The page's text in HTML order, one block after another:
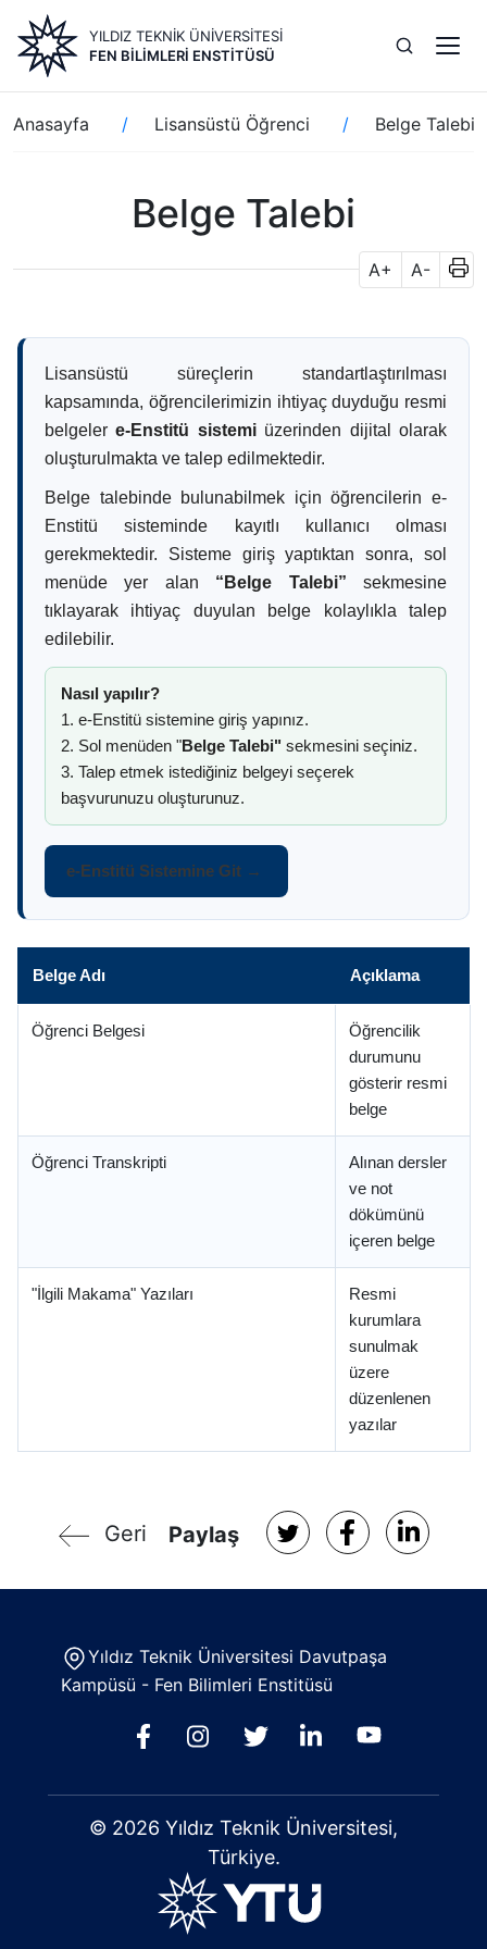
içeriğe
atla
YILDIZ TEKNİK ÜNİVERSİTESİ
FEN BILIMLERI ENSTITÜSÜ
Sayfa
yolu
Anasayfa Lisansüstü Öğrenci Belge Talebi
Belge Talebi
A+ A-
Lisansüstü süreçlerin standartlaştırılması
kapsamında, öğrencilerimizin ihtiyaç duyduğu resmi
belgelere-Enstitü sistemiüzerinden dijital olarak
oluşturulmakta ve talep edilmektedir.
Belge talebinde bulunabilmek için öğrencilerin e-
Enstitü sisteminde kayıtlı kullanıcı olması
gerekmektedir. Sisteme giriş yaptıktan sonra, sol
menüde yer alan “Belge Talebi” sekmesine
tıklayarak ihtiyaç duyulan belge kolaylıkla talep
edilebilir.
Nasıl yapılır?
1. e-Enstitü sistemine giriş yapınız.
2. Sol menüden "Belge Talebi" sekmesini seçiniz.
3. Talep etmek istediğiniz belgeyi seçerek
başvurunuzu oluşturunuz.
e-Enstitü Sistemine Git →
Belge Adı Açıklama
Öğrenci Belgesi
Öğrencilik
durumunu
gösterir resmi
belge
Öğrenci Transkripti
Alınan dersler
ve not
dökümünü
içeren belge
"İlgili Makama" Yazıları
Resmi
kurumlara
sunulmak
üzere
düzenlenen
yazılar
Geri Paylaş
Yıldız Teknik Üniversitesi Davutpaşa
Kampüsü - Fen Bilimleri Enstitüsü
© 2026 Yıldız Teknik Üniversitesi,
Türkiye.